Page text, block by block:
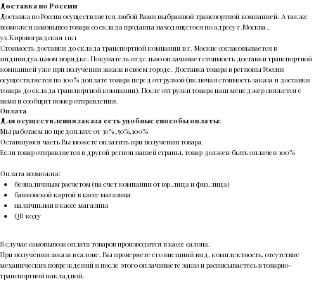
Доставка по России
Доставка по России осуществляется любой Вами выбранной транспортной компанией. А также
возможен самовывоз товара со склада продавца находящегося по адресу г.Москва ,
ул.Кировоградская 11к1
Стоимость доставки до склада транспортной компании в г. Москве согласовывается в
индивидуальном порядке. Покупатель отдельно оплачивает стоимость доставки транспортной
компанией уже при получении заказа в своем городе. Доставка товара в регионы России
осуществляется по 100% доплате товара перед отгрузкой (включая стоимость заказа и доставки
товара до склада транспортной компании). После отгрузки товара наш менеджер свяжется с
вами и сообщит номер отправления.
Оплата
Для осуществления заказа есть удобные способы оплаты:
Мы работаем по предоплате от 30% ,50%,100%
Оставшуюся часть Вы можете оплатить при получении товара.
Если товар отправляется в другой регион нашей страны, товар должен быть оплачен 100%
Оплата возможна:
безналичным расчетом (на счет компании от юр.лица и физ.лица)
банковской картой в кассе магазина
наличными в кассе магазина
QR коду
В случае самовывоза оплата товаров производится в кассе салона.
При получении заказа в салоне, Вы проверяете его внешний вид, комплектность, отсутствие
механических повреждений и после этого оплачиваете заказ и расписываетесь в товарно-
транспортной накладной.